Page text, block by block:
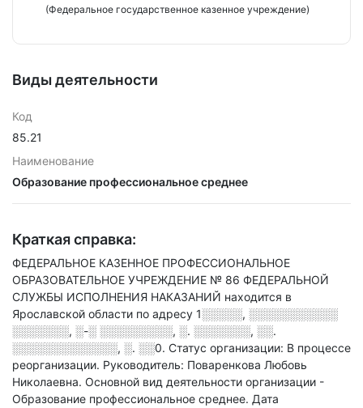
(Федеральное государственное казенное учреждение)
Виды деятельности
Код
85.21
Наименование
Образование профессиональное среднее
Краткая справка:
ФЕДЕРАЛЬНОЕ КАЗЕННОЕ ПРОФЕССИОНАЛЬНОЕ
ОБРАЗОВАТЕЛЬНОЕ УЧРЕЖДЕНИЕ № 86 ФЕДЕРАЛЬНОЙ
СЛУЖБЫ ИСПОЛНЕНИЯ НАКАЗАНИЙ находится в
Ярославской области по адресу 1░░░░░, ░░░░░░░░░░░
░░░░░░░, ░-░ ░░░░░░░░░, ░. ░░░░░░░, ░░.
░░░░░░░░░░░░░, ░. ░░0. Статус организации: В процессе
реорганизации. Руководитель: Поваренкова Любовь
Николаевна. Основной вид деятельности организации -
Образование профессиональное среднее. Дата